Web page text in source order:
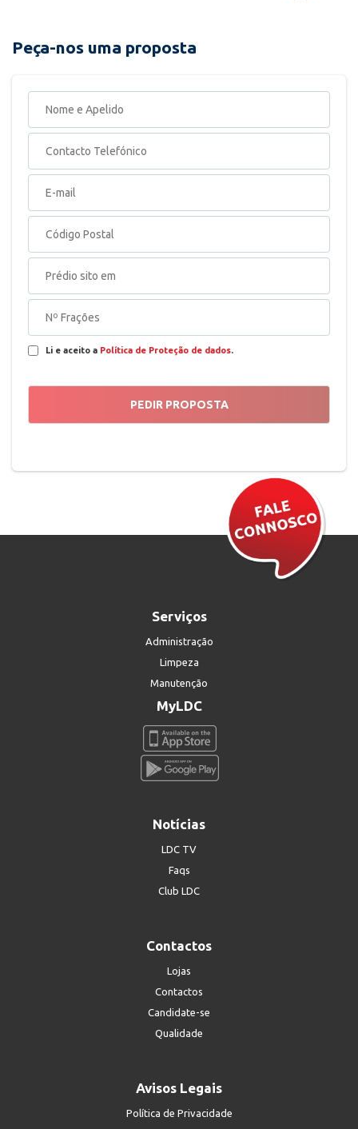
Peça-nos uma proposta
Li e aceito a Política de Proteção de dados.
Serviços
Administração
Limpeza
Manutenção
MyLDC
Notícias
LDC TV
Faqs
Club LDC
Contactos
Lojas
Contactos
Candidate-se
Qualidade
Avisos Legais
Política de Privacidade